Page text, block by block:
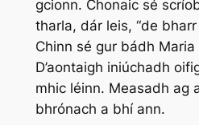
gcionn. Chonaic sé
tharla, dár leis, “de bharr
Chinn sé gur bádh
D’aontaigh iniúchadh
mhic léinn. Measadh ag
bhrónach a bhí ann.